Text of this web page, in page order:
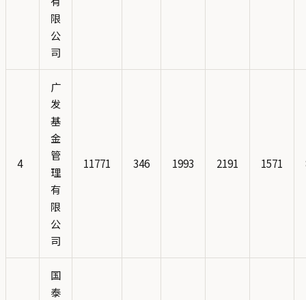
限
公
司
4
广
发
基
金
管
理
有
限
公
司
11771 346 1993 2191 1571
国
泰